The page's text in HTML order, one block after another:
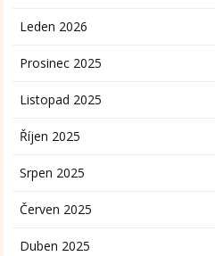
Leden 2026
Prosinec 2025
Listopad 2025
Říjen 2025
Srpen 2025
Červen 2025
Duben 2025